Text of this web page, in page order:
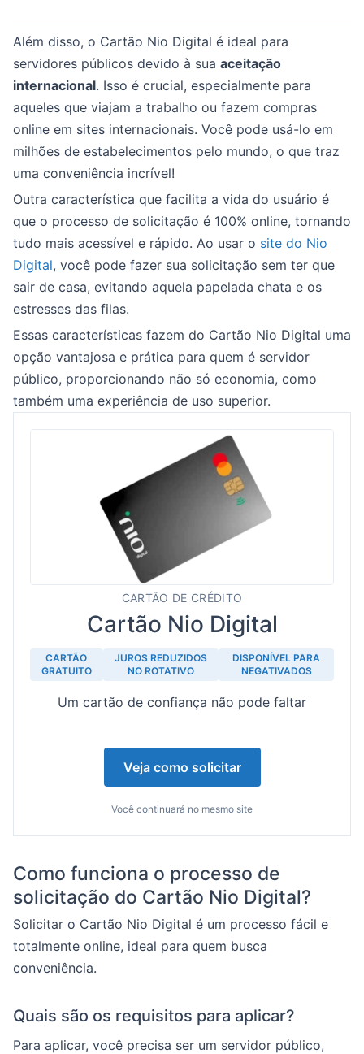
Além disso, o Cartão Nio Digital é ideal para
servidores públicos devido à sua aceitação
internacional. Isso é crucial, especialmente para
aqueles que viajam a trabalho ou fazem compras
online em sites internacionais. Você pode usá-lo em
milhões de estabelecimentos pelo mundo, o que traz
uma conveniência incrível!
Outra característica que facilita a vida do usuário é
que o processo de solicitação é 100% online, tornando
tudo mais acessível e rápido. Ao usar o site do Nio
Digital, você pode fazer sua solicitação sem ter que
sair de casa, evitando aquela papelada chata e os
estresses das filas.
Essas características fazem do Cartão Nio Digital uma
opção vantajosa e prática para quem é servidor
público, proporcionando não só economia, como
também uma experiência de uso superior.
CARTÃO DE CRÉDITO
Cartão Nio Digital
CARTÃO
GRATUITO
JUROS REDUZIDOS
NO ROTATIVO
DISPONÍVEL PARA
NEGATIVADOS
Um cartão de confiança não pode faltar
Veja como solicitar
Você continuará no mesmo site
Como funciona o processo de
solicitação do Cartão Nio Digital?
Solicitar o Cartão Nio Digital é um processo fácil e
totalmente online, ideal para quem busca
conveniência.
Quais são os requisitos para aplicar?
Para aplicar, você precisa ser um servidor público,